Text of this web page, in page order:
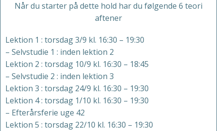
Når du starter på dette hold har du følgende 6 teori
aftener
Lektion 1 : torsdag 3/9 kl. 16:30 – 19:30
– Selvstudie 1 : inden lektion 2
Lektion 2 : torsdag 10/9 kl. 16:30 – 18:45
– Selvstudie 2 : inden lektion 3
Lektion 3 : torsdag 24/9 kl. 16:30 – 19:30
Lektion 4 : torsdag 1/10 kl. 16:30 – 19:30
– Efterårsferie uge 42
Lektion 5 : torsdag 22/10 kl. 16:30 – 19:30